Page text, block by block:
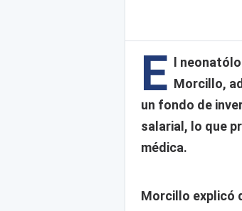
E
l
Morcillo,
un fondo de
salarial, lo que
médica.
Morcillo explicó